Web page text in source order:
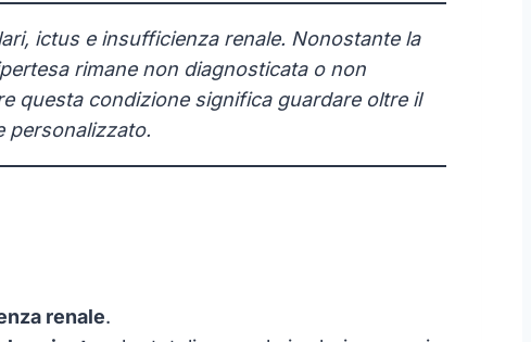
ictus e insufficienza renale. Nonostante la
rimane non diagnosticata o non
questa condizione significa guardare oltre il
personalizzato.
renale.